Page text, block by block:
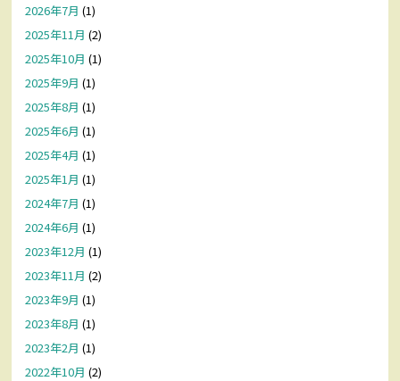
2026年7月 (1)
2025年11月 (2)
2025年10月 (1)
2025年9月 (1)
2025年8月 (1)
2025年6月 (1)
2025年4月 (1)
2025年1月 (1)
2024年7月 (1)
2024年6月 (1)
2023年12月 (1)
2023年11月 (2)
2023年9月 (1)
2023年8月 (1)
2023年2月 (1)
2022年10月 (2)